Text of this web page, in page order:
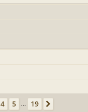
из 19
4 5 19